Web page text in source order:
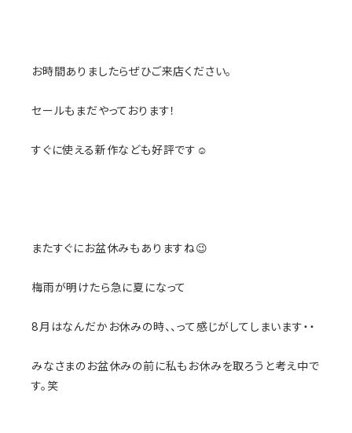
お時間ありましたらぜひご来店ください。
セールもまだやっております！
すぐに使える新作なども好評です☺️
またすぐにお盆休みもありますね😉
梅雨が明けたら急に夏になって
8月はなんだかお休みの時、、って感じがしてしまいます・・
みなさまのお盆休みの前に私もお休みを取ろうと考え中で
す。笑